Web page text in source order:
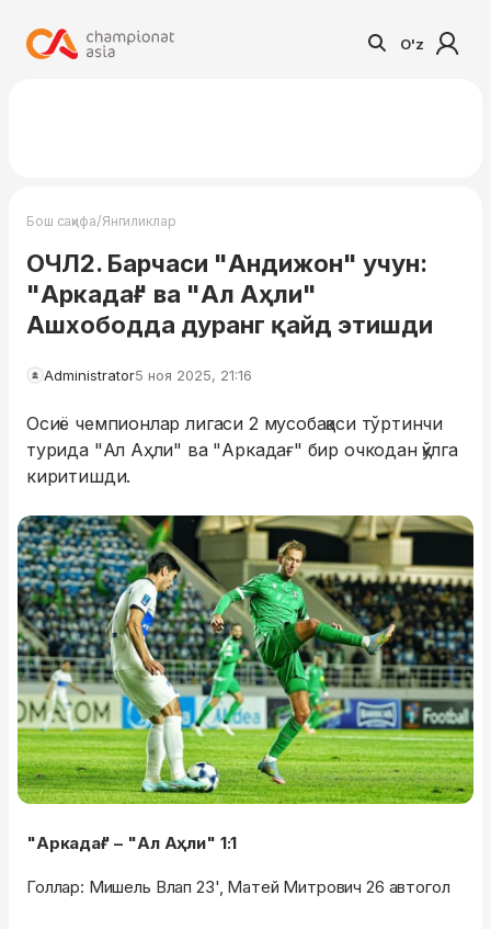
O'z
Бош саҳифа/Янгиликлар
ОЧЛ2. Барчаси "Андижон" учун:
"Аркадағ" ва "Ал Аҳли"
Ашхободда дуранг қайд этишди
Administrator5 ноя 2025, 21:16
Осиё чемпионлар лигаси 2 мусобақаси тўртинчи
турида "Ал Аҳли" ва "Аркадағ" бир очкодан қўлга
киритишди.
"Аркадағ" – "Ал Аҳли" 1:1
Голлар: Мишель Влап 23', Матей Митрович 26 автогол